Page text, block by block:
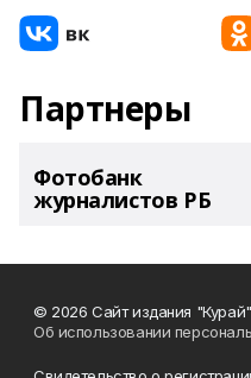
Партнеры
Фотобанк
журналистов РБ
© 2026 Сайт издания "Курай"
Об использовании